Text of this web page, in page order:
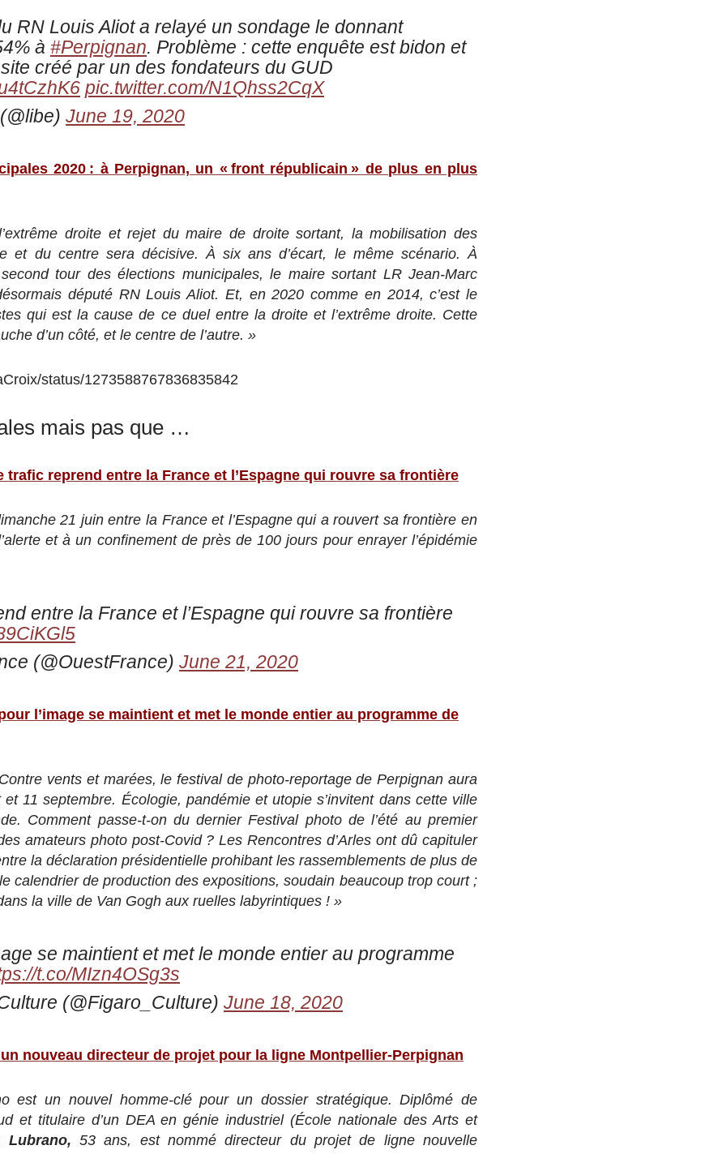
RN Louis Aliot a relayé un sondage le donnant
à #Perpignan. Problème : cette enquête est bidon et
créé par un des fondateurs du GUD
pic.twitter.com/N1Qhss2CqX
June 19, 2020
2020 : à Perpignan, un « front républicain » de plus en plus
droite et rejet du maire de droite sortant, la mobilisation des
et du centre sera décisive. À six ans d’écart, le même scénario. À
tour des élections municipales, le maire sortant LR Jean-Marc
député RN Louis Aliot. Et, en 2020 comme en 2014, c’est le
qui est la cause de ce duel entre la droite et l’extrême droite. Cette
d’un côté, et le centre de l’autre. »
status/1273588767836835842
mais pas que …
trafic reprend entre la France et l’Espagne qui rouvre sa frontière
21 juin entre la France et l’Espagne qui a rouvert sa frontière en
et à un confinement de près de 100 jours pour enrayer l’épidémie
entre la France et l’Espagne qui rouvre sa frontière
(@OuestFrance) June 21, 2020
l’image se maintient et met le monde entier au programme de
vents et marées, le festival de photo-reportage de Perpignan aura
11 septembre. Écologie, pandémie et utopie s’invitent dans cette ville
Comment passe-t-on du dernier Festival photo de l’été au premier
amateurs photo post-Covid ? Les Rencontres d’Arles ont dû capituler
la déclaration présidentielle prohibant les rassemblements de plus de
calendrier de production des expositions, soudain beaucoup trop court ;
la ville de Van Gogh aux ruelles labyrintiques ! »
se maintient et met le monde entier au programme
t.co/MIzn4OSg3s
(@Figaro_Culture) June 18, 2020
nouveau directeur de projet pour la ligne Montpellier-Perpignan
est un nouvel homme-clé pour un dossier stratégique. Diplômé de
et titulaire d’un DEA en génie industriel (École nationale des Arts et
Lubrano,53 ans, est nommé directeur du projet de ligne nouvelle